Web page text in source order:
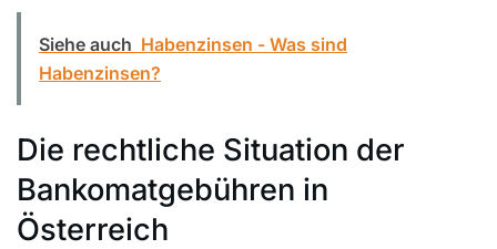
Siehe auch Habenzinsen - Was sind
Habenzinsen?
Die rechtliche Situation der
Bankomatgebühren in
Österreich